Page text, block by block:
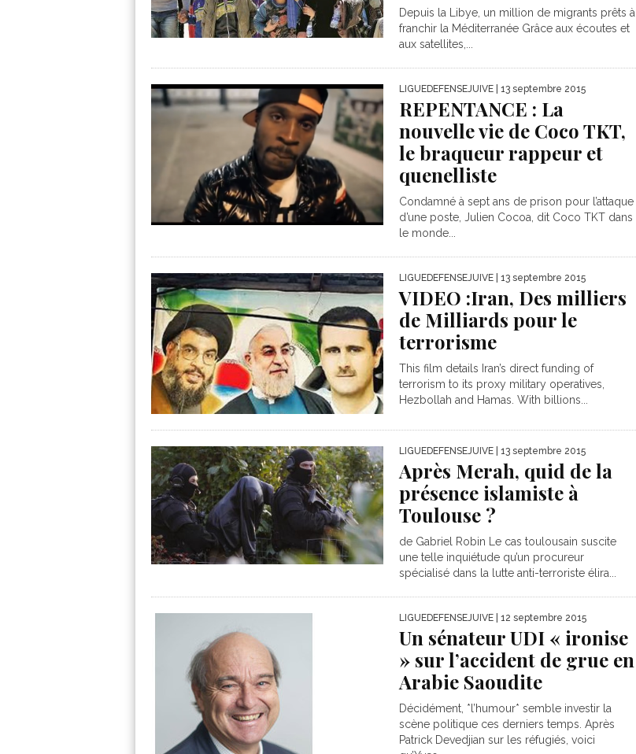
Depuis la Libye, un million de migrants prêts à
franchir la Méditerranée Grâce aux écoutes et
aux satellites,...
LIGUEDEFENSEJUIVE | 13 septembre 2015
REPENTANCE : La
nouvelle vie de Coco TKT,
le braqueur rappeur et
quenelliste
Condamné à sept ans de prison pour l’attaque
d’une poste, Julien Cocoa, dit Coco TKT dans
le monde...
LIGUEDEFENSEJUIVE | 13 septembre 2015
VIDEO :Iran, Des milliers
de Milliards pour le
terrorisme
This film details Iran’s direct funding of
terrorism to its proxy military operatives,
Hezbollah and Hamas. With billions...
LIGUEDEFENSEJUIVE | 13 septembre 2015
Après Merah, quid de la
présence islamiste à
Toulouse ?
de Gabriel Robin Le cas toulousain suscite
une telle inquiétude qu’un procureur
spécialisé dans la lutte anti-terroriste élira...
LIGUEDEFENSEJUIVE | 12 septembre 2015
Un sénateur UDI « ironise
» sur l’accident de grue en
Arabie Saoudite
Décidément, *l’humour* semble investir la
scène politique ces derniers temps. Après
Patrick Devedjian sur les réfugiés, voici